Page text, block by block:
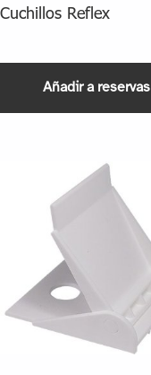
Cuchillos Reflex
Añadir a reservas